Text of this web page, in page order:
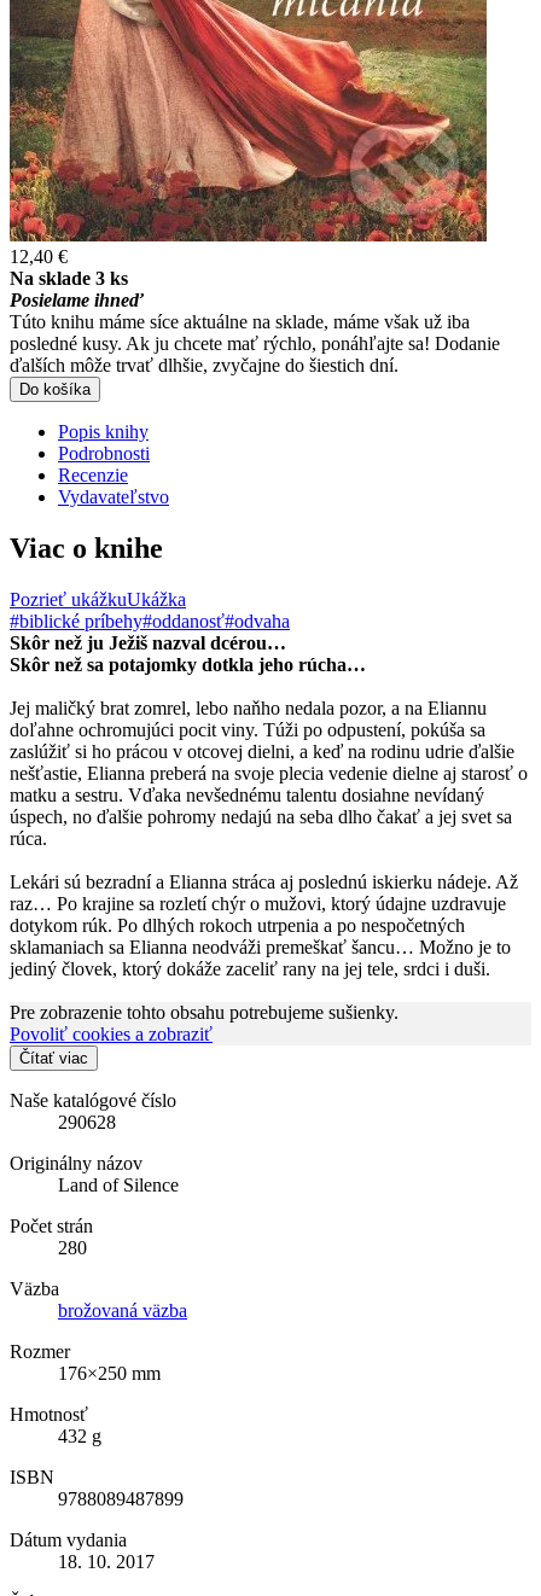
12,40 €
Na sklade 3 ks
Posielame ihneď
Túto knihu máme síce aktuálne na sklade, máme však už iba
posledné kusy. Ak ju chcete mať rýchlo, ponáhľajte sa! Dodanie
ďalších môže trvať dlhšie, zvyčajne do šiestich dní.
Do košíka
Popis knihy
Podrobnosti
Recenzie
Vydavateľstvo
Viac o knihe
Pozrieť ukážkuUkážka
#biblické príbehy#oddanosť#odvaha
Skôr než ju Ježiš nazval dcérou…
Skôr než sa potajomky dotkla jeho rúcha…
Jej maličký brat zomrel, lebo naňho nedala pozor, a na Eliannu
doľahne ochromujúci pocit viny. Túži po odpustení, pokúša sa
zaslúžiť si ho prácou v otcovej dielni, a keď na rodinu udrie ďalšie
nešťastie, Elianna preberá na svoje plecia vedenie dielne aj starosť o
matku a sestru. Vďaka nevšednému talentu dosiahne nevídaný
úspech, no ďalšie pohromy nedajú na seba dlho čakať a jej svet sa
rúca.
Lekári sú bezradní a Elianna stráca aj poslednú iskierku nádeje. Až
raz… Po krajine sa rozletí chýr o mužovi, ktorý údajne uzdravuje
dotykom rúk. Po dlhých rokoch utrpenia a po nespočetných
sklamaniach sa Elianna neodváži premeškať šancu… Možno je to
jediný človek, ktorý dokáže zaceliť rany na jej tele, srdci i duši.
Pre zobrazenie tohto obsahu potrebujeme sušienky.
Povoliť cookies a zobraziť
Čítať viac
Naše katalógové číslo
290628
Originálny názov
Land of Silence
Počet strán
280
Väzba
brožovaná väzba
Rozmer
176×250 mm
Hmotnosť
432 g
ISBN
9788089487899
Dátum vydania
18. 10. 2017